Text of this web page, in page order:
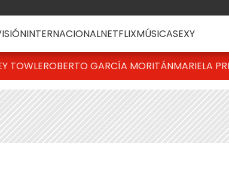
INTERNACIONALNETFLIXMÚSICASEXY
TOWLEROBERTO GARCÍA MORITÁNMARIELA